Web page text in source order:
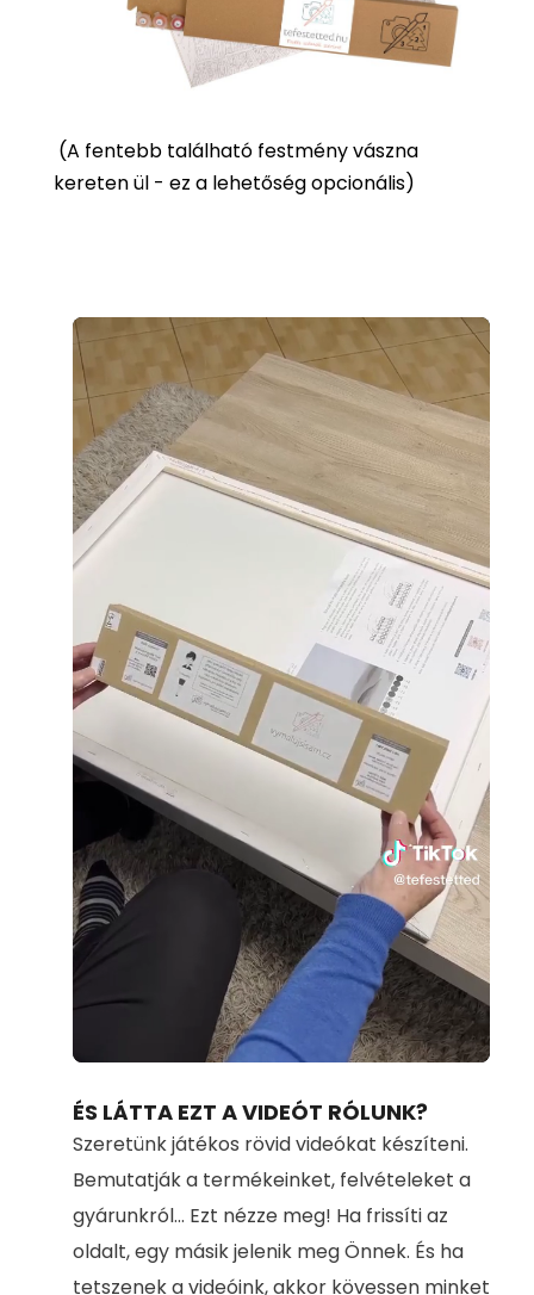
(A fentebb található festmény vászna
kereten ül - ez a lehetőség opcionális)
Loaded:
71.00%
ÉS LÁTTA EZT A VIDEÓT RÓLUNK?
Szeretünk játékos rövid videókat készíteni.
Bemutatják a termékeinket, felvételeket a
gyárunkról... Ezt nézze meg! Ha frissíti az
oldalt, egy másik jelenik meg Önnek. És ha
tetszenek a videóink, akkor kövessen minket